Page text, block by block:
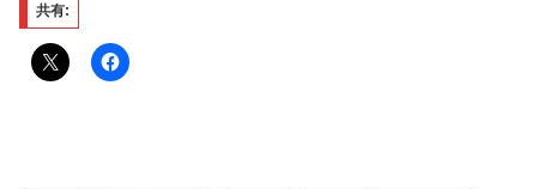
共有: